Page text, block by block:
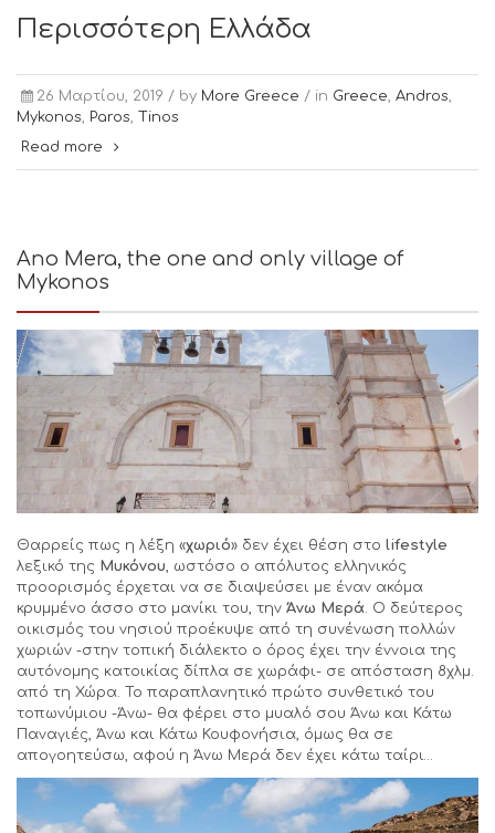
Περισσότερη Ελλάδα
26 Μαρτίου, 2019 / by More Greece / in Greece ,Andros
Mykonos
Paros Tinos
Read more
Ano Mera, the one and only village of
Mykonos
Θαρρείς πως η λέξη «χωριό» δεν έχει θέση στο lifestyle
λεξικό της Μυκόνου , ωστόσο ο απόλυτος ελληνικός
προορισμός έρχεται να σε διαψεύσει με έναν ακόμα
κρυμμένο άσσο στο μανίκι του, την Άνω Μερά . Ο δεύτερος
οικισμός του νησιού προέκυψε από τη συνένωση πολλών
χωριών -στην τοπική διάλεκτο ο όρος έχει την έννοια της
αυτόνομης κατοικίας δίπλα σε χωράφι- σε απόσταση 8χλμ.
από τη Χώρα. Το παραπλανητικό πρώτο συνθετικό του
τοπωνύμιου -Άνω- θα φέρει στο μυαλό σου Άνω και Κάτω
Παναγιές, Άνω και Κάτω Κουφονήσια, όμως θα σε
απογοητεύσω, αφού η Άνω Μερά δεν έχει κάτω ταίρι…